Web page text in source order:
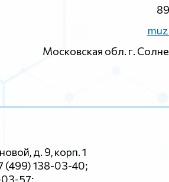
Московская обл. г.
д. 9, корп. 1
(499) 138-03-40;
03-57;